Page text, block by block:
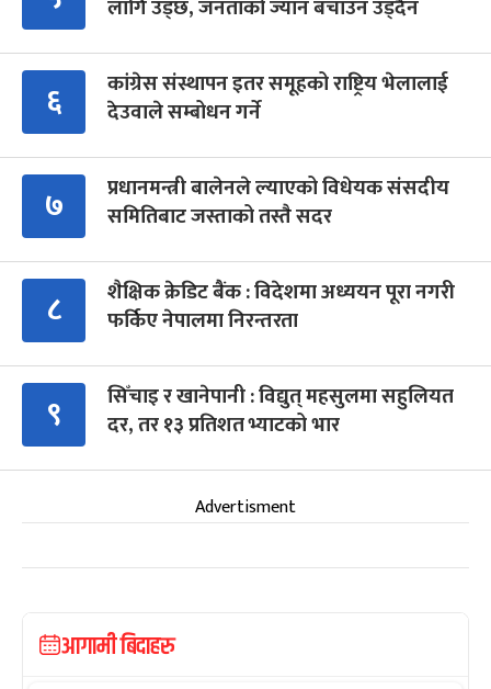
लागि उड्छ, जनताको ज्यान बचाउन उड्दैन
६
कांग्रेस संस्थापन इतर समूहको राष्ट्रिय भेलालाई
देउवाले सम्बोधन गर्ने
७
प्रधानमन्त्री बालेनले ल्याएको विधेयक संसदीय
समितिबाट जस्ताको तस्तै सदर
८
शैक्षिक क्रेडिट बैंक : विदेशमा अध्ययन पूरा नगरी
फर्किए नेपालमा निरन्तरता
९
सिँचाइ र खानेपानी : विद्युत् महसुलमा सहुलियत
दर, तर १३ प्रतिशत भ्याटको भार
Advertisment
आगामी बिदाहरु